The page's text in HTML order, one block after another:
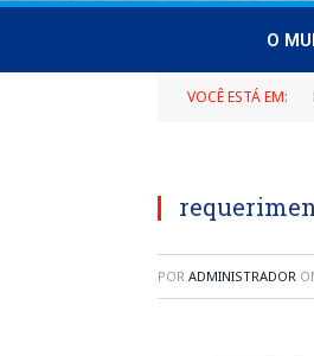
O
VOCÊ ESTÁ EM:
POR ADMINISTRADOR